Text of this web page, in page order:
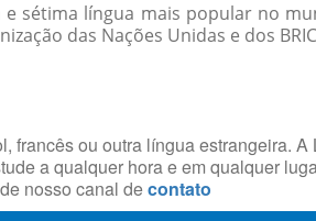
e sétima língua mais popular no
das Nações Unidas e dos
francês ou outra língua estrangeira.
a qualquer hora e em qualquer
nosso canal decontato